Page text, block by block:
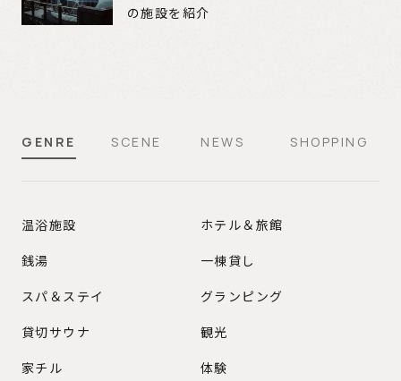
の施設を紹介
GENRE SCENE NEWS SHOPPING
GENRE
温浴施設
銭湯
スパ＆ステイ
貸切サウナ
家チル
ホテル＆旅館
一棟貸し
グランピング
観光
体験